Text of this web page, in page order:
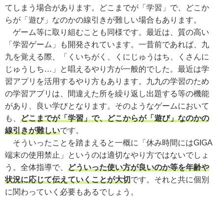
てしまう場合があります。どこまでが「学習」で、どこか
らが「遊び」なのかの線引きが難しい場合もあります。
ゲーム等に取り組むことも同様です。最近は、質の高い
「学習ゲーム」も開発されています。一昔前であれば、九
九を覚える際、「くいちがく、くにじゅうはち、くさんに
じゅうしち…」と唱えるやり方が一般的でした。最近は学
習アプリを活用するやり方もあります。九九の学習のため
の学習アプリは、間違えた所を繰り返し出題する等の機能
があり、良い学びとなります。そのようなゲームにおいて
も、 どこまでが「学習」で、どこからが「遊び」なのかの
線引きが難しいです。
そういったことを踏まえると一概に「休み時間にはGIGA
端末の使用禁止」というのは適切なやり方ではないでしょ
う。全体指導で、 どういった使い方が良いのか等を年齢や
状況に応じて伝えていくことが大切です。それと共に個別
に関わっていく必要もあるでしょう。